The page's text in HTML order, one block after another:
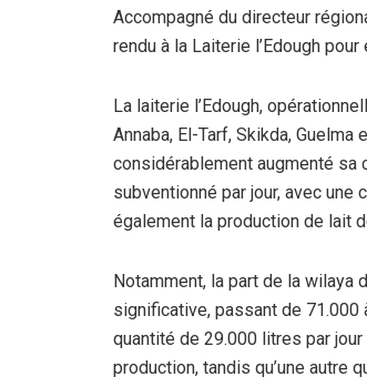
Accompagné du directeur
rendu à la Laiterie l’Edough
La laiterie l’Edough,
Annaba, El-Tarf, Skikda,
considérablement augmenté sa
subventionné par jour, avec
également la production de lait
Notamment, la part de la wilaya
significative, passant de 71.000
quantité de 29.000 litres par
production, tandis qu’une autre